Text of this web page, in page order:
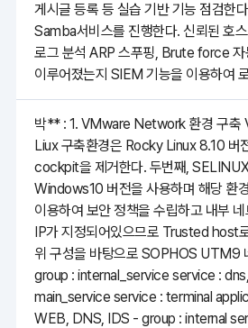
게시글 등록 등 실습 기반 기능 점검한
Samba서비스를 진행한다. 신뢰된 호
로그 분석 ARP 스푸핑, Brute force 자
이루어졌는지 SIEM 기능을 이용하여
박** : 1. VMware Network 환경 구축
Liux 구축환경은 Rocky Linux 8.10 버
cockpit을 제거한다. 두번째,
Windows10 버전을 사용하며 해당 환
이용하여 보안 정책을 수립하고 내부
IP가 지정되어있으므로 Trusted host
위 구성을 바탕으로 SOPHOS UTM9
group : internal_service service :
main_service service : terminal
WEB, DNS, IDS - group : internal